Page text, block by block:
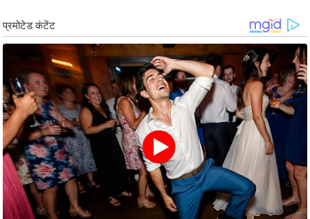
इ
फ
स्टा
इ
ल
टे
क्नॉ
लॉ
जी
ब्यू
टी